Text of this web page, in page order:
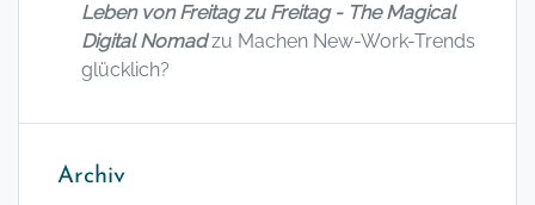
Leben von Freitag zu Freitag - The Magical
Digital Nomadzu Machen New-Work-Trends
glücklich?
Archiv